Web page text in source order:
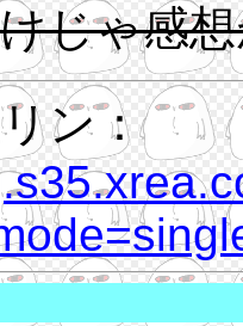
じゃ感
ン：